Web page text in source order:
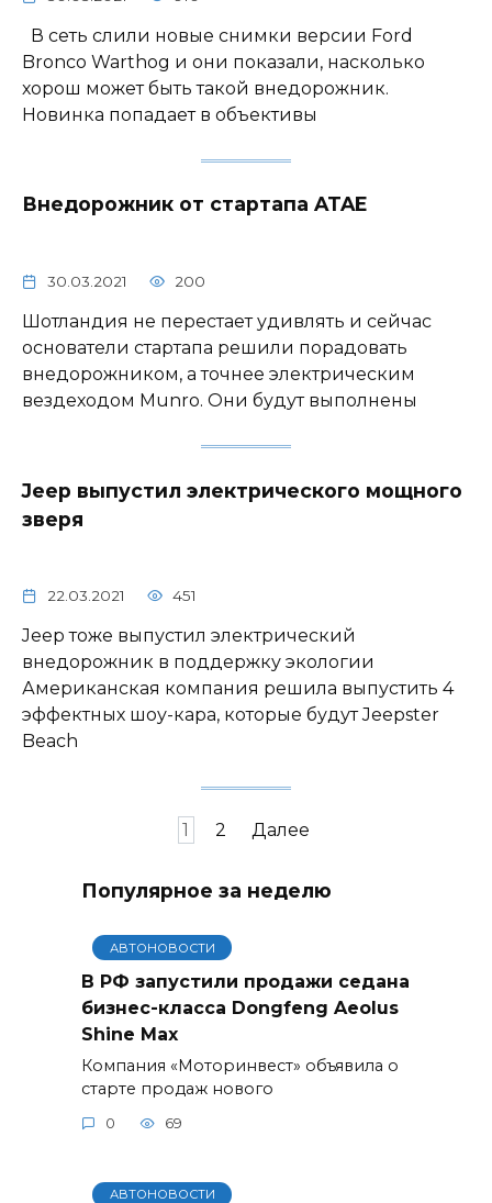
В сеть слили новые снимки версии Ford
Bronco Warthog и они показали, насколько
хорош может быть такой внедорожник.
Новинка попадает в объективы
Внедорожник от стартапа ATAE
30.03.2021 200
Шотландия не перестает удивлять и сейчас
основатели стартапа решили порадовать
внедорожником, а точнее электрическим
вездеходом Munro. Они будут выполнены
Jeep выпустил электрического мощного
зверя
22.03.2021 451
Jeep тоже выпустил электрический
внедорожник в поддержку экологии
Американская компания решила выпустить 4
эффектных шоу-кара, которые будут Jeepster
Beach
записям
1 2 Далее
Популярное за неделю
АВТОНОВОСТИ
В РФ запустили продажи седана
бизнес-класса Dongfeng Aeolus
Shine Max
Компания «Моторинвест» объявила о
старте продаж нового
0 69
АВТОНОВОСТИ